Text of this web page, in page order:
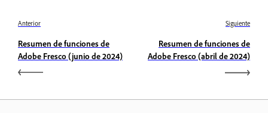
Anterior
Resumen de funciones de
Adobe Fresco (junio de 2024)
Siguiente
Resumen de funciones de
Adobe Fresco (abril de 2024)